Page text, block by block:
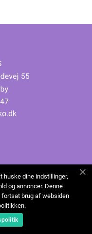
huske dine indstillinger,
og annoncer. Denne
fortsat brug af websiden